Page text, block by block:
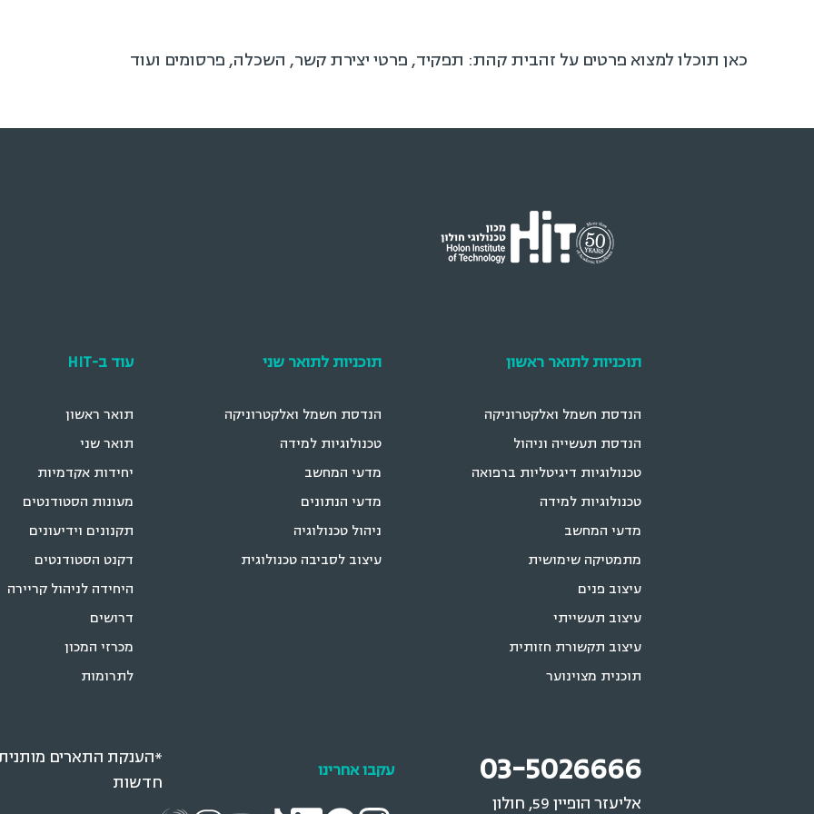
כאן תוכלו למצוא פרטים על זהבית קהת: תפקיד, פרטי יצירת קשר, השכלה, פרסומים ועוד
תוכניות לתואר ראשון
הנדסת חשמל ואלקטרוניקה
הנדסת תעשייה וניהול
טכנולוגיות דיגיטליות ברפואה
טכנולוגיות למידה
מדעי המחשב
מתמטיקה שימושית
עיצוב פנים
עיצוב תעשייתי
עיצוב תקשורת חזותית
תוכנית מצוינוער
תוכניות לתואר שני
הנדסת חשמל ואלקטרוניקה
טכנולוגיות למידה
מדעי המחשב
מדעי הנתונים
ניהול טכנולוגיה
עיצוב לסביבה טכנולוגית
עוד ב-HIT
תואר ראשון
תואר שני
יחידות אקדמיות
מעונות הסטודנטים
תקנונים וידיעונים
דקנט הסטודנטים
היחידה לניהול קריירה
דרושים
מכרזי המכון
לתרומות
03-5026666
אליעזר הופיין 59, חולון
עקבו אחרינו
*הענקת התארים
חדשות